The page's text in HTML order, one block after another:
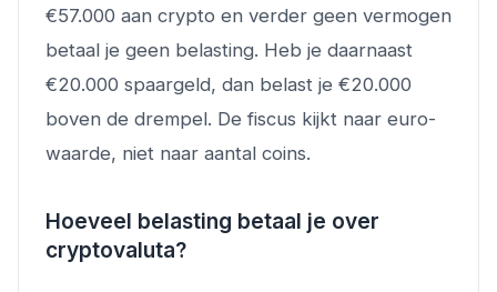
€57.000 aan crypto en verder geen vermogen
betaal je geen belasting. Heb je daarnaast
€20.000 spaargeld, dan belast je €20.000
boven de drempel. De fiscus kijkt naar euro-
waarde, niet naar aantal coins.
Hoeveel belasting betaal je over
cryptovaluta?